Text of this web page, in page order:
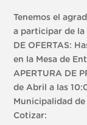
Tenemos el
a participar de la
DE OFERTAS:
en la Mesa de
APERTURA DE
de Abril a las
Municipalidad de
Cotizar: